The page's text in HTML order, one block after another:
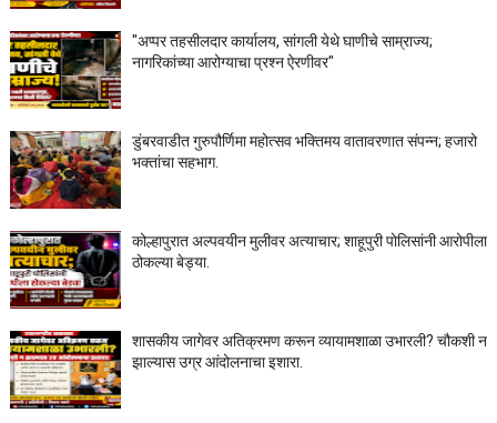
"अप्पर तहसीलदार कार्यालय, सांगली येथे घाणीचे साम्राज्य;
नागरिकांच्या आरोग्याचा प्रश्न ऐरणीवर"
डुंबरवाडीत गुरुपौर्णिमा महोत्सव भक्तिमय वातावरणात संपन्न; हजारो
भक्तांचा सहभाग.
कोल्हापुरात अल्पवयीन मुलीवर अत्याचार; शाहूपुरी पोलिसांनी आरोपीला
ठोकल्या बेड्या.
शासकीय जागेवर अतिक्रमण करून व्यायामशाळा उभारली? चौकशी न
झाल्यास उग्र आंदोलनाचा इशारा.